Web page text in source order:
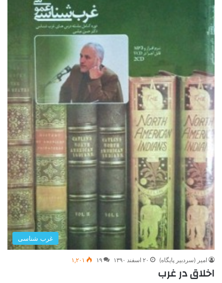
غرب شناسی
امیر (سردبیر پایگاه) ۲۰ اسفند ۱۳۹۰ ۱۹ ۱,۲۰۱
اخلاق در غرب